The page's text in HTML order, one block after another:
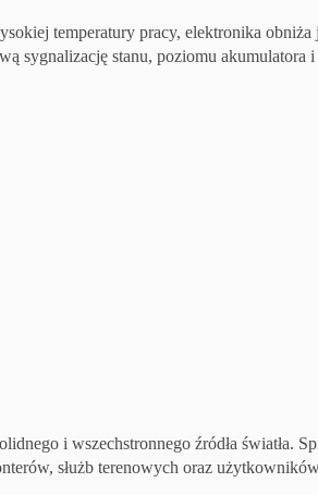
temperatury pracy, elektronika obniża
sygnalizację stanu, poziomu akumulatora i
i wszechstronnego źródła światła.
służb terenowych oraz